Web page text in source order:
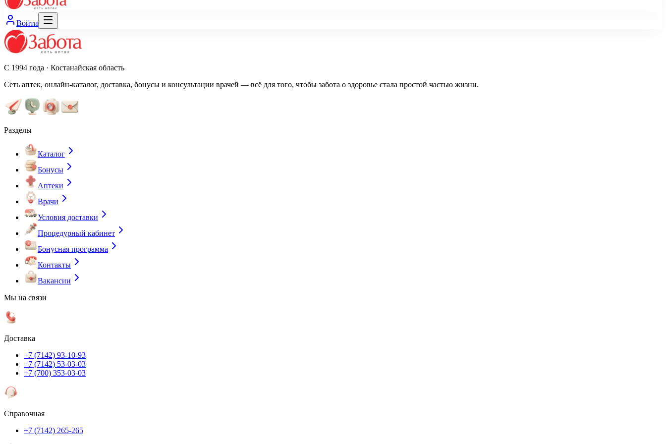
Войти
С 1994 года · Костанайская область
Сеть аптек, онлайн-каталог, доставка, бонусы и консультации врачей — всё для того, чтобы забота о здоровье стала простой частью жизни.
Разделы
Каталог
Бонусы
Аптеки
Врачи
Условия доставки
Процедурный кабинет
Бонусная программа
Контакты
Вакансии
Мы на связи
Доставка
+7 (7142) 93-10-93
+7 (7142) 53-03-03
+7 (700) 353-03-03
Справочная
+7 (7142) 265-265